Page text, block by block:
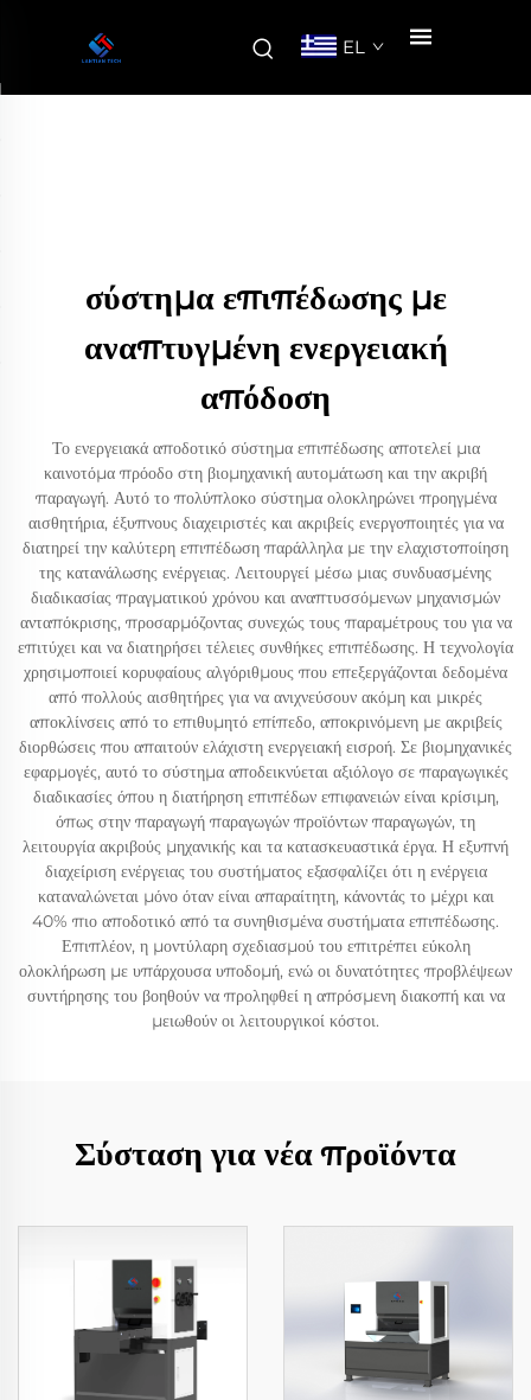
EL
σύστημα επιπέδωσης με
αναπτυγμένη ενεργειακή
απόδοση
Το ενεργειακά αποδοτικό σύστημα επιπέδωσης αποτελεί μια
καινοτόμα πρόοδο στη βιομηχανική αυτομάτωση και την ακριβή
παραγωγή. Αυτό το πολύπλοκο σύστημα ολοκληρώνει προηγμένα
αισθητήρια, έξυπνους διαχειριστές και ακριβείς ενεργοποιητές για να
διατηρεί την καλύτερη επιπέδωση παράλληλα με την ελαχιστοποίηση
της κατανάλωσης ενέργειας. Λειτουργεί μέσω μιας συνδυασμένης
διαδικασίας πραγματικού χρόνου και αναπτυσσόμενων μηχανισμών
ανταπόκρισης, προσαρμόζοντας συνεχώς τους παραμέτρους του για να
επιτύχει και να διατηρήσει τέλειες συνθήκες επιπέδωσης. Η τεχνολογία
χρησιμοποιεί κορυφαίους αλγόριθμους που επεξεργάζονται δεδομένα
από πολλούς αισθητήρες για να ανιχνεύσουν ακόμη και μικρές
αποκλίνσεις από το επιθυμητό επίπεδο, αποκρινόμενη με ακριβείς
διορθώσεις που απαιτούν ελάχιστη ενεργειακή εισροή. Σε βιομηχανικές
εφαρμογές, αυτό το σύστημα αποδεικνύεται αξιόλογο σε παραγωγικές
διαδικασίες όπου η διατήρηση επιπέδων επιφανειών είναι κρίσιμη,
όπως στην παραγωγή παραγωγών προϊόντων παραγωγών, τη
λειτουργία ακριβούς μηχανικής και τα κατασκευαστικά έργα. Η εξυπνή
διαχείριση ενέργειας του συστήματος εξασφαλίζει ότι η ενέργεια
καταναλώνεται μόνο όταν είναι απαραίτητη, κάνοντάς το μέχρι και
40% πιο αποδοτικό από τα συνηθισμένα συστήματα επιπέδωσης.
Επιπλέον, η μοντύλαρη σχεδιασμού του επιτρέπει εύκολη
ολοκλήρωση με υπάρχουσα υποδομή, ενώ οι δυνατότητες προβλέψεων
συντήρησης του βοηθούν να προληφθεί η απρόσμενη διακοπή και να
μειωθούν οι λειτουργικοί κόστοι.
Σύσταση για νέα προϊόντα